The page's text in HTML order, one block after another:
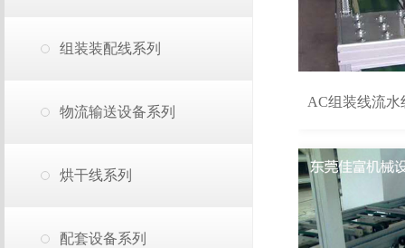
组装装配线系列
物流输送设备系列
烘干线系列
配套设备系列
AC组装线流水